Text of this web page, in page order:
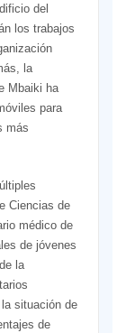
del
los trabajos
la
Mbaiki ha
para
más
Ciencias de
médico de
de jóvenes
la
situación de
de